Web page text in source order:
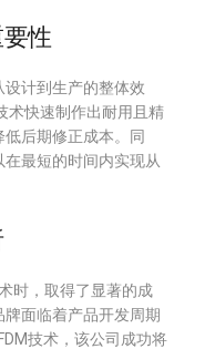
性
计到生产的整体效
术快速制作出耐用且精
后期修正成本。同
最短的时间内实现从
时，取得了显著的成
面临着产品开发周期
技术，该公司成功将